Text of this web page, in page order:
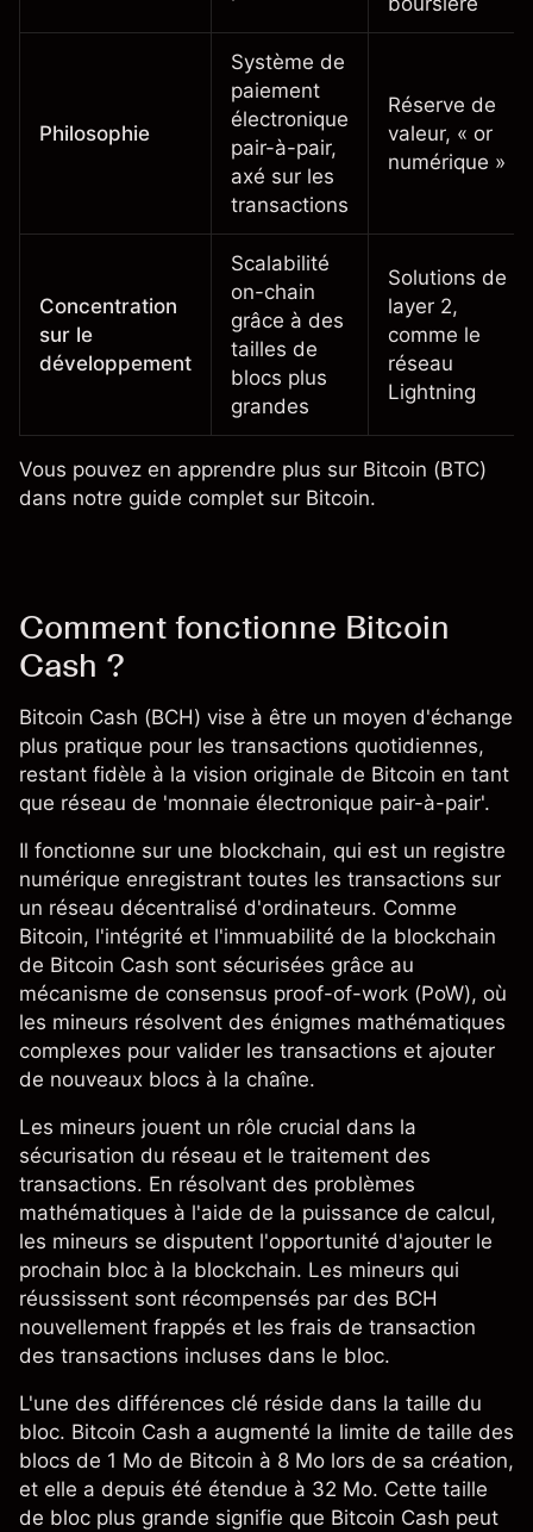
Philosophie
Système de
paiement
électronique
pair-à-pair,
axé sur les
transactions
Réserve de
valeur, « or
numérique »
Concentration
sur le
développement
Scalabilité
on-chain
grâce à des
tailles de
blocs plus
grandes
Solutions de
layer 2,
comme le
réseau
Lightning
Vous pouvez en apprendre plus sur Bitcoin (BTC)
dans notre guide complet sur Bitcoin.
Comment fonctionne Bitcoin
Cash ?
Bitcoin Cash (BCH) vise à être un moyen d'échange
plus pratique pour les transactions quotidiennes,
restant fidèle à la vision originale de Bitcoin en tant
que réseau de 'monnaie électronique pair-à-pair'.
Il fonctionne sur une blockchain, qui est un registre
numérique enregistrant toutes les transactions sur
un réseau décentralisé d'ordinateurs. Comme
Bitcoin, l'intégrité et l'immuabilité de la blockchain
de Bitcoin Cash sont sécurisées grâce au
mécanisme de consensus proof-of-work (PoW), où
les mineurs résolvent des énigmes mathématiques
complexes pour valider les transactions et ajouter
de nouveaux blocs à la chaîne.
Les mineurs jouent un rôle crucial dans la
sécurisation du réseau et le traitement des
transactions. En résolvant des problèmes
mathématiques à l'aide de la puissance de calcul,
les mineurs se disputent l'opportunité d'ajouter le
prochain bloc à la blockchain. Les mineurs qui
réussissent sont récompensés par des BCH
nouvellement frappés et les frais de transaction
des transactions incluses dans le bloc.
L'une des différences clé réside dans la taille du
bloc. Bitcoin Cash a augmenté la limite de taille des
blocs de 1 Mo de Bitcoin à 8 Mo lors de sa création,
et elle a depuis été étendue à 32 Mo. Cette taille
de bloc plus grande signifie que Bitcoin Cash peut